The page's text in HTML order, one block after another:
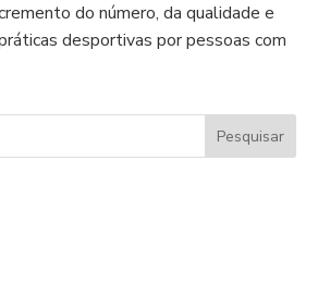
do número, da qualidade e
desportivas por pessoas com